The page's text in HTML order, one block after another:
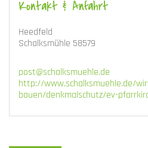
Kontakt & Anfahrt
Heedfeld
Schalksmühle 58579
post@schalksmuehle.de
http://www.schalksmuehle.de/
bauen/denkmalschutz/ev-